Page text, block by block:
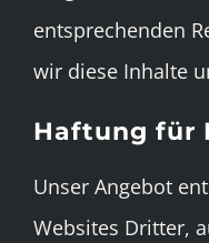
entsprechenden
wir diese Inhalte
Haftung für
Unser Angebot
Websites Dritter,